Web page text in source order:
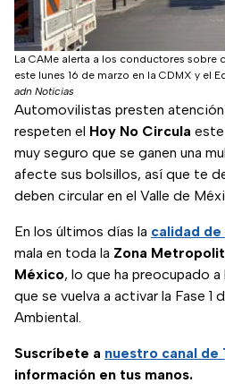
La CAMe alerta a los conductores sobre
este lunes 16 de marzo en la CDMX y el
adn Noticias
Automovilistas presten
respeten el Hoy No Circula este
muy seguro que se ganen una
afecte sus bolsillos, así que te
deben circular en el Valle de
En los últimos días la calidad de
mala en toda la Zona
México, lo que ha preocupado
que se vuelva a activar la Fase 1
Ambiental.
Suscríbete a nuestro canal de
información en tus manos.